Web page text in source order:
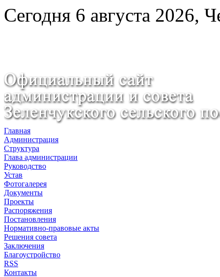
Сегодня 6 августа 2026,
Главная
Администрация
Структура
Глава администрации
Руководство
Устав
Фотогалерея
Документы
Проекты
Распоряжения
Постановления
Нормативно-правовые акты
Решения совета
Заключения
Благоустройство
RSS
Контакты